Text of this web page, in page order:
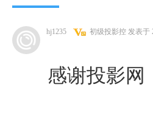
hj1235 初级投影控 发表于
感谢投影网